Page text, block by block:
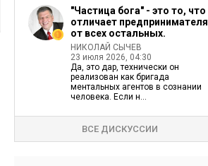
"Частица бога" - это то, что
отличает предпринимателя
от всех остальных.
НИКОЛАЙ СЫЧЕВ
23 июля 2026, 04:30
Да, это дар, технически он
реализован как бригада
ментальных агентов в сознании
человека. Если н...
ВСЕ ДИСКУССИИ